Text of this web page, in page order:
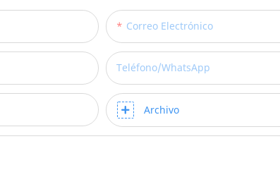
Correo Electrónico
Teléfono/WhatsApp
Archivo